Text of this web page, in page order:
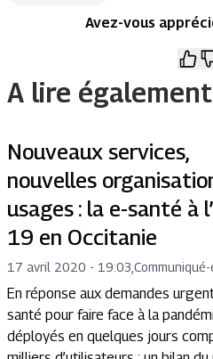
Avez-vous
A lire
Nouveaux services,
nouvelles
usages : la e-santé à
19 en Occitanie
17 avril 2020 - 19:03 Communiqué-
En réponse aux demandes
santé pour faire face à la
déployés en quelques jours